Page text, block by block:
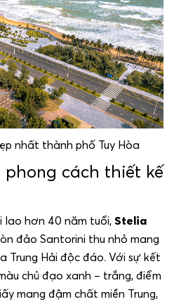
nhất thành phố Tuy Hòa
phong cách thiết kế
lao hơn 40 năm tuổi, Stelia
đảo Santorini thu nhỏ mang
Trung Hải độc đáo. Với sự kết
chủ đạo xanh – trắng, điểm
mang đậm chất miền Trung,